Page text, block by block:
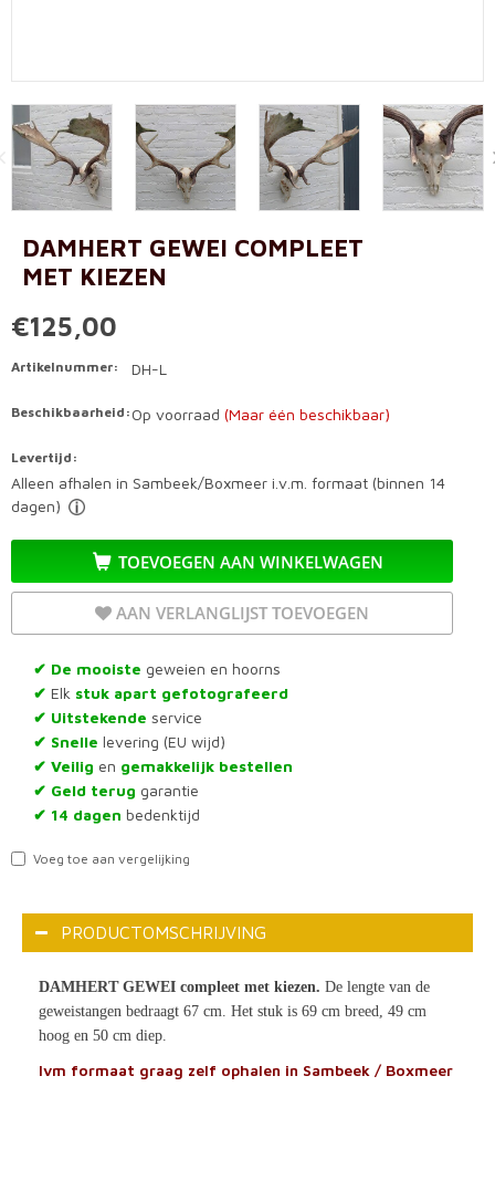
DAMHERT GEWEI COMPLEET
MET KIEZEN
€125,00
Artikelnummer: DH-L
Beschikbaarheid: Op voorraad (Maar één beschikbaar)
Levertijd:
Alleen afhalen in Sambeek/Boxmeer i.v.m. formaat (binnen 14
dagen)
TOEVOEGEN AAN WINKELWAGEN
AAN VERLANGLIJST TOEVOEGEN
✔ De mooiste geweien en hoorns
✔ Elk stuk apart gefotografeerd
✔ Uitstekende service
✔ Snelle levering (EU wijd)
✔ Veilig en gemakkelijk bestellen
✔ Geld terug garantie
✔ 14 dagen bedenktijd
Voeg toe aan vergelijking
PRODUCTOMSCHRIJVING
DAMHERT GEWEI compleet met kiezen. De lengte van de
geweistangen bedraagt 67 cm. Het stuk is 69 cm breed, 49 cm
hoog en 50 cm diep.
Ivm formaat graag zelf ophalen in Sambeek / Boxmeer